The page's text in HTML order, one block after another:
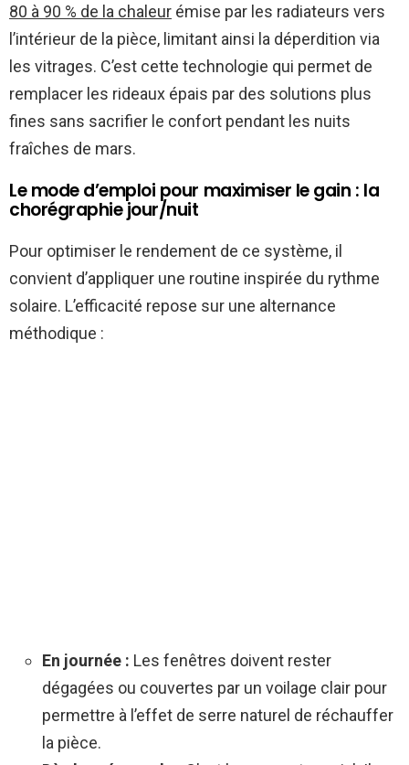
80 à 90 % de la chaleur émise par les radiateurs vers
l’intérieur de la pièce, limitant ainsi la déperdition via
les vitrages. C’est cette technologie qui permet de
remplacer les rideaux épais par des solutions plus
fines sans sacrifier le confort pendant les nuits
fraîches de mars.
Le mode d’emploi pour maximiser le gain : la
chorégraphie jour/nuit
Pour optimiser le rendement de ce système, il
convient d’appliquer une routine inspirée du rythme
solaire. L’efficacité repose sur une alternance
méthodique :
En journée : Les fenêtres doivent rester
dégagées ou couvertes par un voilage clair pour
permettre à l’effet de serre naturel de réchauffer
la pièce.